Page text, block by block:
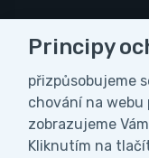
Vážení
Obchodní
Principy
přizpůsobujeme
chování na webu
zobrazujeme
Kliknutím na